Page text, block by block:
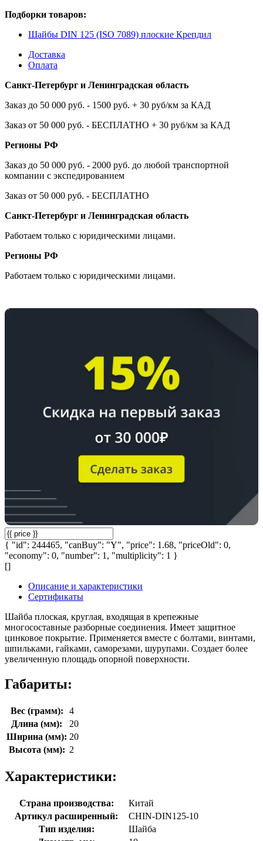
Подборки товаров:
Шайбы DIN 125 (ISO 7089) плоские Крепдил
Доставка
Оплата
Санкт-Петербург и Ленинградская область
Заказ до 50 000 руб. - 1500 руб. + 30 руб/км за КАД
Заказ от 50 000 руб. - БЕСПЛАТНО + 30 руб/км за КАД
Регионы РФ
Заказ до 50 000 руб. - 2000 руб. до любой транспортной
компании с экспедированием
Заказ от 50 000 руб. - БЕСПЛАТНО
Санкт-Петербург и Ленинградская область
Работаем только с юридическими лицами.
Регионы РФ
Работаем только с юридическими лицами.
{ "id": 244465, "canBuy": "Y", "price": 1.68, "priceOld": 0,
"economy": 0, "number": 1, "multiplicity": 1 }
[]
Описание и характеристики
Сертификаты
Шайба плоская, круглая, входящая в крепежные
многосоставные разборные соединения. Имеет защитное
цинковое покрытие. Применяется вместе с болтами, винтами,
шпильками, гайками, саморезами, шурупами. Создает более
увеличенную площадь опорной поверхности.
Габариты:
Вес (грамм):
4
Длина (мм):
20
Ширина (мм): 20
Высота (мм): 2
Характеристики:
Страна производства:
Китай
Артикул расширенный:
CHIN-DIN125-10
Тип изделия:
Шайба